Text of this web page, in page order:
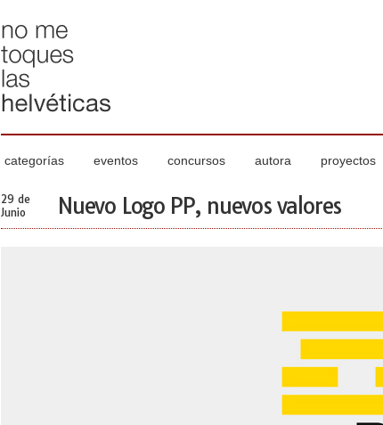
categorías eventos concursos autora proyectos
29 de
Junio
Nuevo Logo PP, nuevos valores